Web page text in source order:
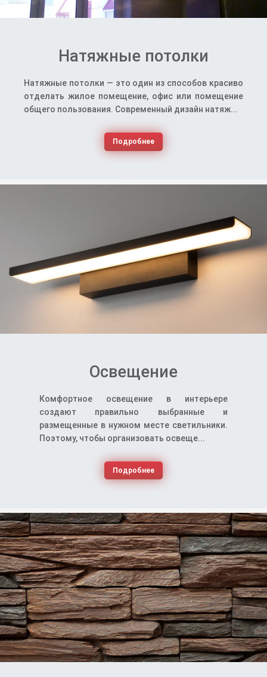
Натяжные потолки
Натяжные потолки — это один из способов красиво
отделать жилое помещение, офис или помещение
общего пользования. Современный дизайн натяж...
Подробнее
Освещение
Комфортное освещение в интерьере
создают правильно выбранные и
размещенные в нужном месте светильники.
Поэтому, чтобы организовать освеще...
Подробнее